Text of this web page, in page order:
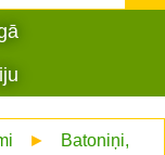
► Batoniņi,